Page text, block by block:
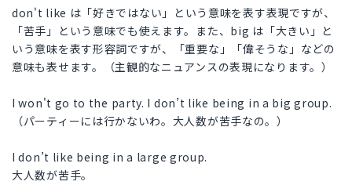
don't like は「好きではない」という意味を表す表現ですが、
「苦手」という意味でも使えます。また、big は「大きい」と
いう意味を表す形容詞ですが、「重要な」「偉そうな」などの
意味も表せます。（主観的なニュアンスの表現になります。）
I won't go to the party. I don’t like being in a big group.
（パーティーには行かないわ。大人数が苦手なの。）
I don’t like being in a large group.
大人数が苦手。